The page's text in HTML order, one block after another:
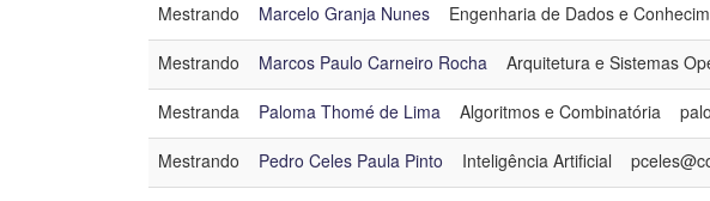
Mestrando
Marcelo Granja Nunes Engenharia de Dados e
Mestrando Marcos Paulo Carneiro Rocha Arquitetura e Sistemas
Mestranda Paloma Thomé de Lima Algoritmos e Combinatória
Mestrando Pedro Celes Paula Pinto Inteligência Artificial